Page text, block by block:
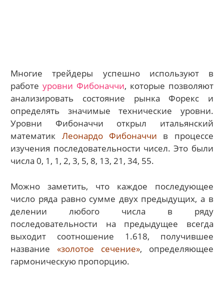
Многие трейдеры успешно используют в
работеуровни Фибоначчи, которые позволяют
анализировать состояние рынка Форекс и
определять значимые технические уровни.
Уровни Фибоначчи открыл итальянский
математик Леонардо Фибоначчи в процессе
изучения последовательности чисел. Это были
числа 0, 1, 1, 2, 3, 5, 8, 13, 21, 34, 55.
Можно заметить, что каждое последующее
число ряда равно сумме двух предыдущих, а в
делении любого числа в ряду
последовательности на предыдущее всегда
выходит соотношение 1.618, получившее
название«золотое сечение», определяющее
гармоническую пропорцию.